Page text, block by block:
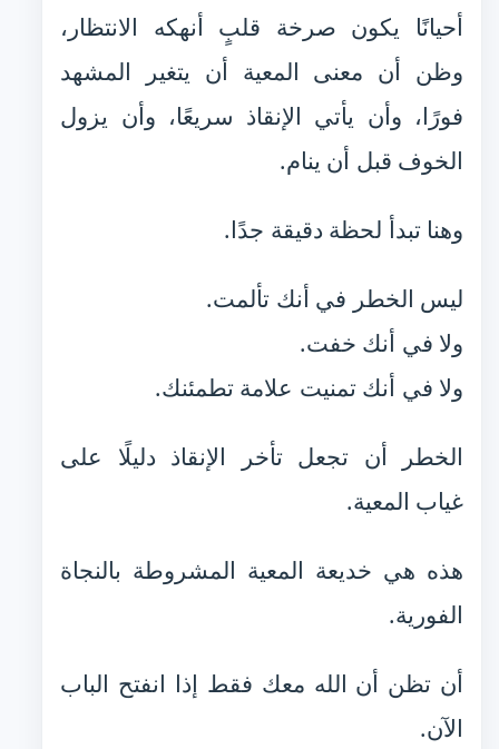
أحيانًا يكون صرخة قلبٍ أنهكه الانتظار،
وظن أن معنى المعية أن يتغير المشهد
فورًا، وأن يأتي الإنقاذ سريعًا، وأن يزول
الخوف قبل أن ينام.
وهنا تبدأ لحظة دقيقة جدًا.
ليس الخطر في أنك تألمت.
ولا في أنك خفت.
ولا في أنك تمنيت علامة تطمئنك.
الخطر أن تجعل تأخر الإنقاذ دليلًا على
غياب المعية.
هذه هي خديعة المعية المشروطة بالنجاة
الفورية.
أن تظن أن الله معك فقط إذا انفتح الباب
الآن.